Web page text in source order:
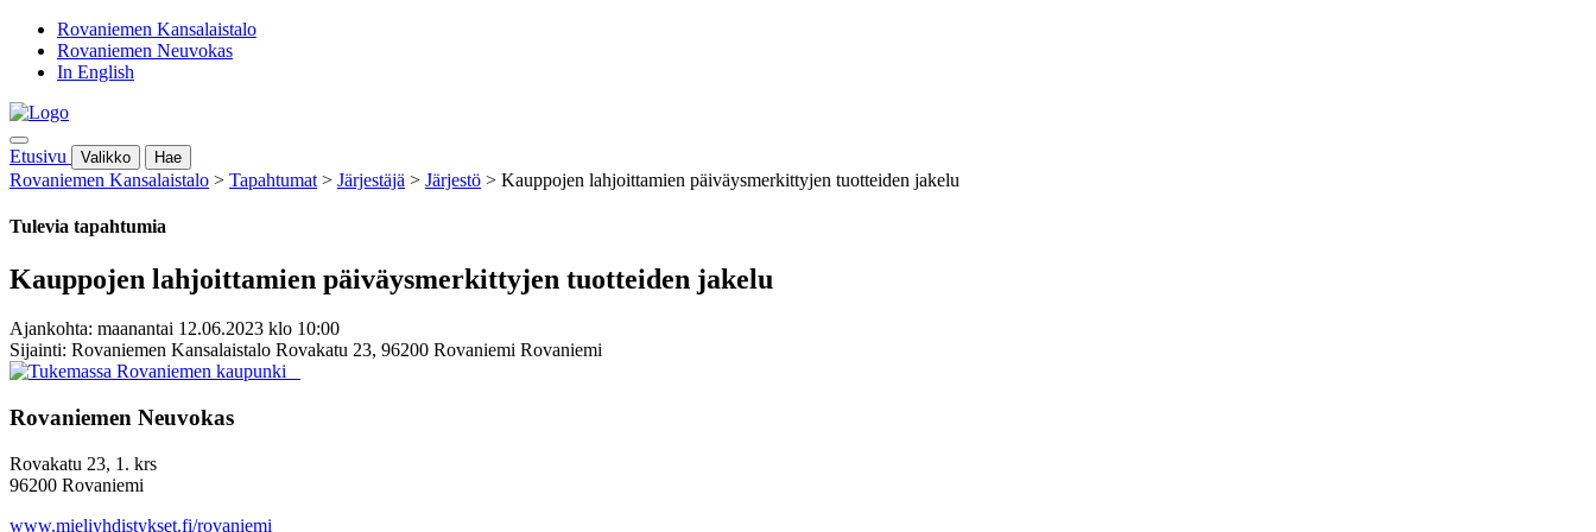
Rovaniemen Kansalaistalo
Rovaniemen Neuvokas
In English
Etusivu Valikko Hae
Rovaniemen Kansalaistalo > Tapahtumat > Järjestäjä > Järjestö > Kauppojen lahjoittamien päiväysmerkittyjen tuotteiden jakelu
Tulevia tapahtumia
Kauppojen lahjoittamien päiväysmerkittyjen tuotteiden jakelu
Ajankohta: maanantai 12.06.2023 klo 10:00
Sijainti: Rovaniemen Kansalaistalo Rovakatu 23, 96200 Rovaniemi Rovaniemi
Rovaniemen Neuvokas
Rovakatu 23, 1. krs
96200 Rovaniemi
www.mieliyhdistykset.fi/rovaniemi